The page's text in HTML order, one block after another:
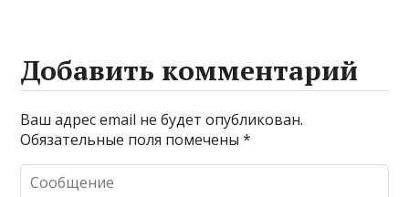
Добавить комментарий
Ваш адрес email не будет опубликован.
Обязательные поля помечены*